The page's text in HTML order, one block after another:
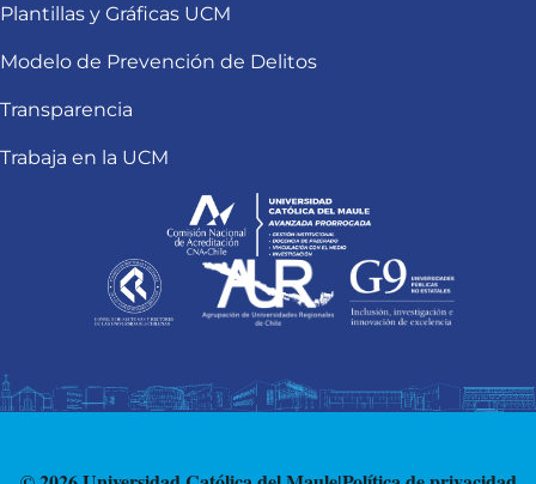
Plantillas y Gráficas UCM
Modelo de Prevención de Delitos
Transparencia
Trabaja en la UCM